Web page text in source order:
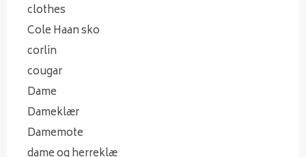
clothes
Cole Haan sko
corlin
cougar
Dame
Dameklær
Damemote